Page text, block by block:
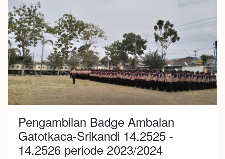
Pengambilan Badge Ambalan
Gatotkaca-Srikandi 14.2525 -
14.2526 periode 2023/2024